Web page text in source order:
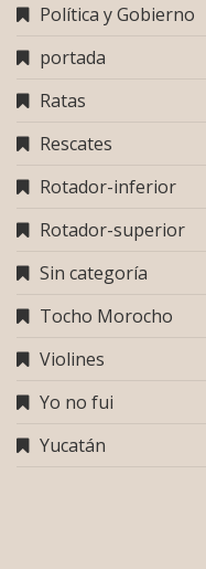
Política y Gobierno
portada
Ratas
Rescates
Rotador-inferior
Rotador-superior
Sin categoría
Tocho Morocho
Violines
Yo no fui
Yucatán